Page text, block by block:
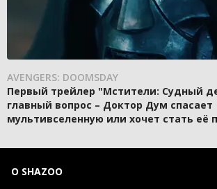
AVENGERS: DOOMSDAY
Первый трейлер "Мстители: Судный
главный вопрос – Доктор Дум спасает
мультивселенную или хочет стать её
О SHAZOO